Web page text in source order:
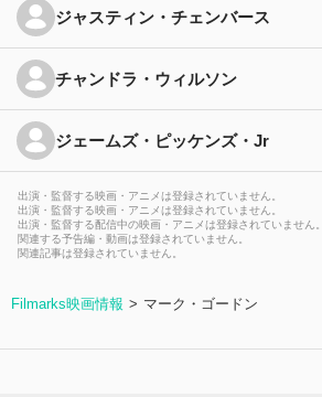
ジャスティン・チェンバース
チャンドラ・ウィルソン
ジェームズ・ピッケンズ・Jr
出演・監督する映画・アニメは登録されていません。
出演・監督する映画・アニメは登録されていません。
出演・監督する配信中の映画・アニメは登録されていません。
関連する予告編・動画は登録されていません。
関連記事は登録されていません。
Filmarks映画情報 マーク・ゴードン